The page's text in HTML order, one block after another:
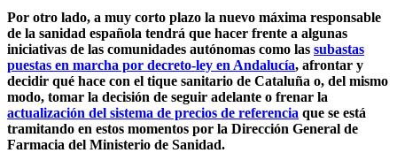
Por otro lado, a muy corto plazo la nuevo máxima responsable
de la sanidad española tendrá que hacer frente a algunas
iniciativas de las comunidades autónomas como las subastas
puestas en marcha por decreto-ley en Andalucía, afrontar y
decidir qué hace con el tique sanitario de Cataluña o, del mismo
modo, tomar la decisión de seguir adelante o frenar la
actualización del sistema de precios de referencia que se está
tramitando en estos momentos por la Dirección General de
Farmacia del Ministerio de Sanidad.